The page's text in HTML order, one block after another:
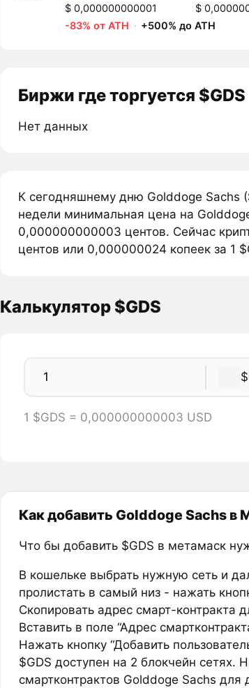
$ 0,000000000001
$
-83% от ATH · +500% до ATH
Биржи где торгуется $GDS
Нет данных
К сегодняшнему дню Golddoge Sachs
недели минимальная цена на
0,000000000003 центов. Сейчас
центов или 0,000000024 копеек за 1
Калькулятор $GDS
1 $GDS = 0,000000000003 USD
Как добавить Golddoge Sachs в
Что бы добавить $GDS в метамаск
В кошельке выбрать нужную сеть и
пролистать в самый низ - нажать
Скопировать адрес смарт-контракта
Вставить в поле “Адрес
Нажать кнопку “Добавить
$GDS доступен на 2 блокчейн сетях.
смартконтрактов Golddoge Sachs